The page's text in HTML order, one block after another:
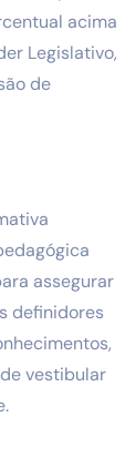
acima
Legislativo,
de
assegurar
definidores
vestibular